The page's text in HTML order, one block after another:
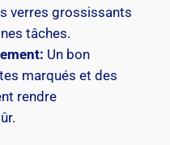
verres grossissants
tâches.
Un bon
marqués et des
rendre